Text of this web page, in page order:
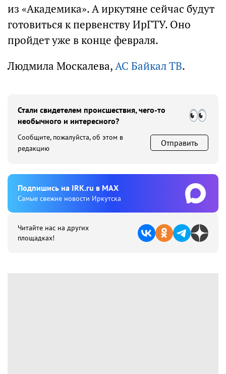
из «Академика». А иркутяне сейчас будут
готовиться к первенству ИрГТУ. Оно
пройдет уже в конце февраля.
Людмила Москалева,АС Байкал ТВ.
Стали свидетелем происшествия, чего-то
необычного и интересного?
Сообщите, пожалуйста, об этом в
редакцию
Отправить
Подпишиcь на IRK.ru в MAX
Cамые свежие новости Иркутска
Читайте нас на других
площадках!